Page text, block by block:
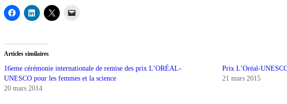
Articles similaires
16eme cérémonie internationale de remise des prix L’ORÉAL-
UNESCO pour les femmes et la science
20 mars 2014
Prix L’Oréal-
21 mars 2015